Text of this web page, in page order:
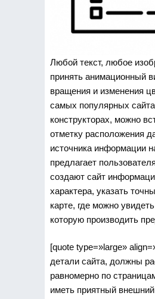
Любой текст, любое
принять анимационный
вращения и изменения
самых популярных
конструкторах, можно
отметку расположения
источника информации
предлагает
создают сайт
характера, указать
карте, где можно
которую производить
[quote type=»large»
детали сайта, должны
равномерно по
иметь приятный